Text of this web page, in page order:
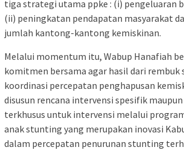
tiga strategi utama ppke : (i) pengeluaran
(ii) peningkatan pendapatan masyarakat
jumlah kantong-kantong kemiskinan.
Melalui momentum itu, Wabup Hanafiah
komitmen bersama agar hasil dari rembuk
koordinasi percepatan penghapusan
disusun rencana intervensi spesifik
terkhusus untuk intervensi melalui
anak stunting yang merupakan inovasi
dalam percepatan penurunan stunting